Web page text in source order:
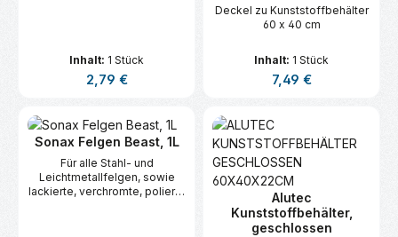
Inhalt: 1 Stück
Regulärer Preis:
2,79 €
Deckel zu Kunststoffbehälter
60 x 40 cm
Inhalt: 1 Stück
Regulärer Preis:
7,49 €
Sonax Felgen Beast, 1L
Für alle Stahl- und
Leichtmetallfelgen, sowie
lackierte, verchromte, polierte
Alutec
Kunststoffbehälter,
geschlossen